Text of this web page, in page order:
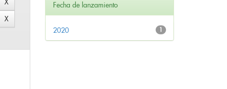
Fecha de lanzamiento
1
2020